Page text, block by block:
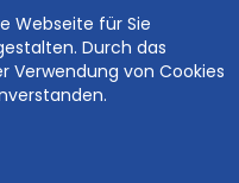
Webseite für Sie
Durch das
Verwendung von Cookies